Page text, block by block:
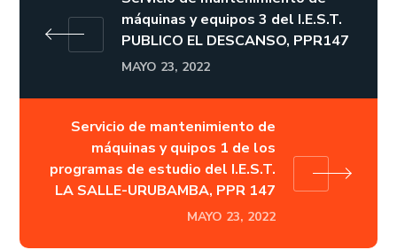
máquinas y equipos 3 del I.E.S.T.
PUBLICO EL DESCANSO, PPR147
MAYO 23, 2022
Servicio de mantenimiento de
máquinas y quipos 1 de los
programas de estudio del I.E.S.T.
LA SALLE-URUBAMBA, PPR 147
MAYO 23, 2022